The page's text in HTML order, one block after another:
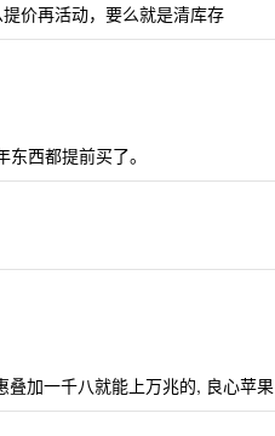
价再活动，要么就是清库存
西都提前买了。
加一千八就能上万兆的, 良心苹果